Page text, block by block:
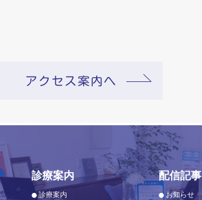
診療案内
診療案内
配信記事
お知らせ